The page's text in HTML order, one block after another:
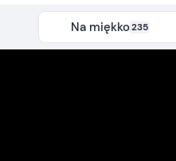
Na miękko235